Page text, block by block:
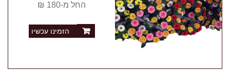
החל מ-180 ₪
הזמינו עכשיו